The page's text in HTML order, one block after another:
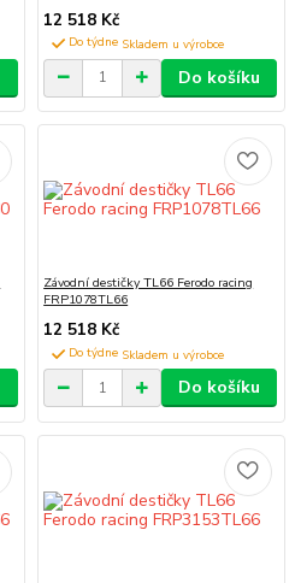
12 518 Kč
Do týdne
Do košíku
Závodní destičky TL66 Ferodo racing
FRP1078TL66
12 518 Kč
Do týdne
Do košíku